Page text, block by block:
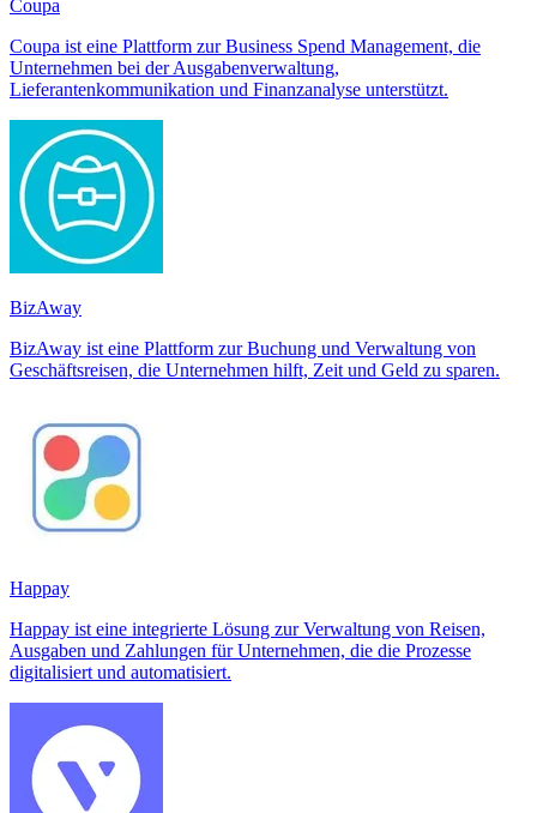
Coupa
Coupa ist eine Plattform zur Business Spend Management, die
Unternehmen bei der Ausgabenverwaltung,
Lieferantenkommunikation und Finanzanalyse unterstützt.
BizAway
BizAway ist eine Plattform zur Buchung und Verwaltung von
Geschäftsreisen, die Unternehmen hilft, Zeit und Geld zu sparen.
Happay
Happay ist eine integrierte Lösung zur Verwaltung von Reisen,
Ausgaben und Zahlungen für Unternehmen, die die Prozesse
digitalisiert und automatisiert.